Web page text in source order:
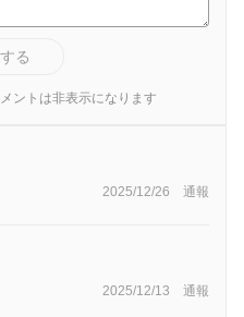
る
ントは非表示になります
2025/12/26 通報
2025/12/13 通報